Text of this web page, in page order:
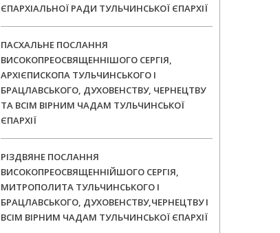
ЄПАРХІАЛЬНОЇ РАДИ ТУЛЬЧИНСЬКОЇ ЄПАРХІЇ
ПАСХАЛЬНЕ ПОСЛАННЯ
ВИСОКОПРЕОСВЯЩЕННІШОГО СЕРГІЯ,
АРХІЄПИСКОПА ТУЛЬЧИНСЬКОГО І
БРАЦЛАВСЬКОГО, ДУХОВЕНСТВУ, ЧЕРНЕЦТВУ
ТА ВСІМ ВІРНИМ ЧАДАМ ТУЛЬЧИНСЬКОЇ
ЄПАРХІЇ
РІЗДВЯНЕ ПОСЛАННЯ
ВИСОКОПРЕОСВЯЩЕННІЙШОГО СЕРГІЯ,
МИТРОПОЛИТА ТУЛЬЧИНСЬКОГО І
БРАЦЛАВСЬКОГО, ДУХОВЕНСТВУ,ЧЕРНЕЦТВУ І
ВСІМ ВІРНИМ ЧАДАМ ТУЛЬЧИНСЬКОЇ ЄПАРХІЇ